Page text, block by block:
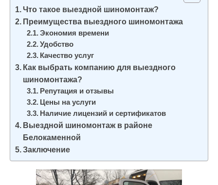
Что такое выездной шиномонтаж?
Преимущества выездного шиномонтажа
Экономия времени
Удобство
Качество услуг
Как выбрать компанию для выездного
шиномонтажа?
Репутация и отзывы
Цены на услуги
Наличие лицензий и сертификатов
Выездной шиномонтаж в районе
Белокаменной
Заключение